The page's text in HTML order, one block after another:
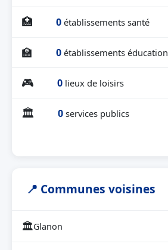
🏥 0 établissements santé
🏫 0 établissements éducation
🎮 0 lieux de loisirs
🏛 0 services publics
📍 Communes voisines
🏛Glanon